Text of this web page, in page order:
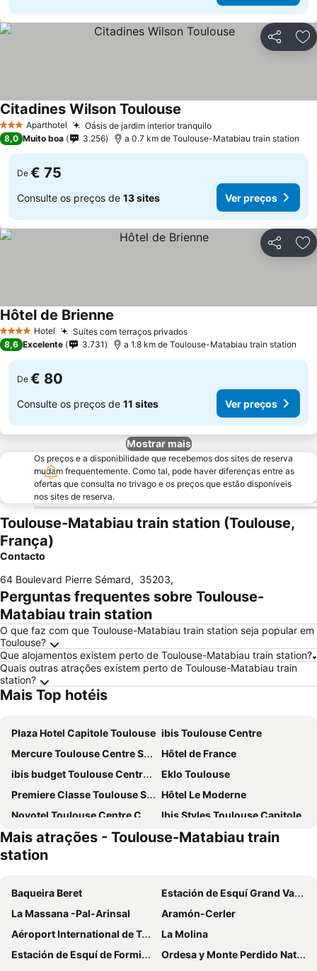
Partilhar
3 EstrelasAparthotel Oásis de jardim interior tranquilo
Citadines Wilson Toulouse
8,0 Muito boa 3.256 a 0.7 km de Toulouse-Matabiau train station
De € 75
Consulte os preços de 13 sites Ver preços
Partilhar
4 EstrelasHotel Suítes com terraços privados
Hôtel de Brienne
8,6 Excelente 3.731 a 1.8 km de Toulouse-Matabiau train station
De € 80
Consulte os preços de 11 sites Ver preços
Mostrar mais
Os preços e a disponibilidade que recebemos dos sites de reserva
mudam frequentemente. Como tal, pode haver diferenças entre as
ofertas que consulta no trivago e os preços que estão disponíveis
nos sites de reserva.
Toulouse-Matabiau train station (Toulouse,
França)
Contacto
64 Boulevard Pierre Sémard, 35203,
Perguntas frequentes sobre Toulouse-
Matabiau train station
O que faz com que Toulouse-Matabiau train station seja popular em
Toulouse?
Que alojamentos existem perto de Toulouse-Matabiau train station?
Quais outras atrações existem perto de Toulouse-Matabiau train
station?
Mais Top hotéis
Plaza Hotel Capitole Toulouse ibis Toulouse Centre
Mercure Toulouse Centre Saint-Georges Hotel
Hôtel de France
ibis budget Toulouse Centre Gare
Eklo Toulouse
Premiere Classe Toulouse Sesquières
Hôtel Le Moderne
Novotel Toulouse Centre Compans Caffarelli
Ibis Styles Toulouse Capitole
Quality Hotel Toulouse Centre
Le Clocher de Rodez - Centre Gare
Mama Shelter Toulouse
Le Grand Balcon Hotel
The Social Hub Toulouse
Ibis Styles Toulouse Centre Canal du Midi
Hôtel Le Pastel
B&B HOTEL Toulouse Centre Canal du Midi
Hôtel Ours Blanc - Wilson
Résidence le Pastel François Verdier
Citiz Hotel
Mais atrações - Toulouse-Matabiau train
station
Baqueira Beret
Estación de Esquí Grand Valira
La Massana -Pal-Arinsal
Aramón-Cerler
Aéroport International de Toulouse Blagnac
La Molina
Estación de Esquí de Formigal
Ordesa y Monte Perdido National Park